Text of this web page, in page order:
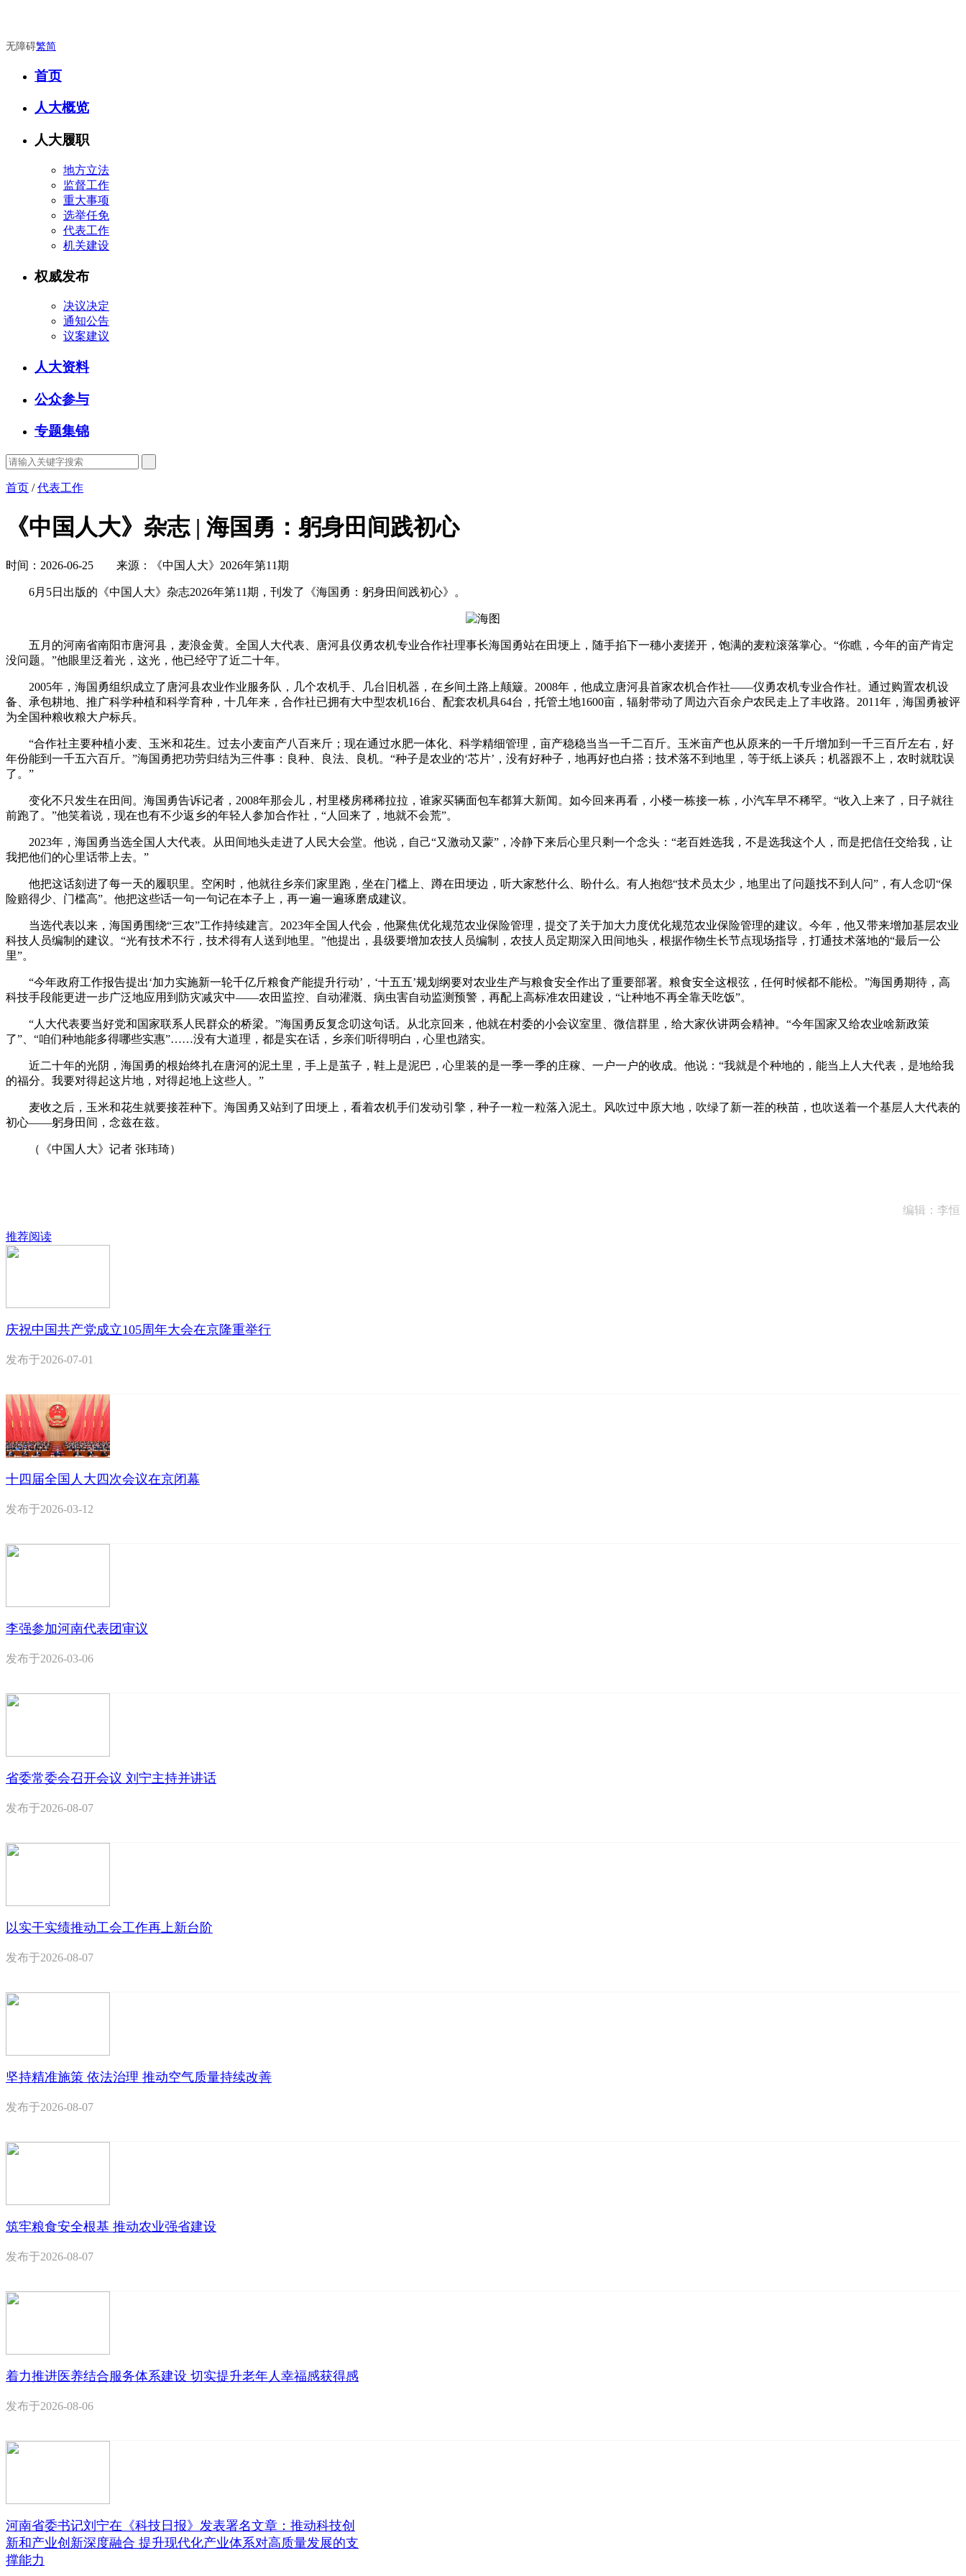
无障碍繁简
首页
人大概览
人大履职
地方立法
监督工作
重大事项
选举任免
代表工作
机关建设
权威发布
决议决定
通知公告
议案建议
人大资料
公众参与
专题集锦
首页 /代表工作
《中国人大》杂志 | 海国勇：躬身田间践初心
时间：2026-06-25 来源：《中国人大》2026年第11期
6月5日出版的《中国人大》杂志2026年第11期，刊发了《海国勇：躬身田间践初心》。
五月的河南省南阳市唐河县，麦浪金黄。全国人大代表、唐河县仪勇农机专业合作社理事长海国勇站在田埂上，随手掐下一穗小麦搓开，饱满的麦粒滚落掌心。“你瞧，今年的亩产肯定
没问题。”他眼里泛着光，这光，他已经守了近二十年。
2005年，海国勇组织成立了唐河县农业作业服务队，几个农机手、几台旧机器，在乡间土路上颠簸。2008年，他成立唐河县首家农机合作社——仪勇农机专业合作社。通过购置农机设
备、承包耕地、推广科学种植和科学育种，十几年来，合作社已拥有大中型农机16台、配套农机具64台，托管土地1600亩，辐射带动了周边六百余户农民走上了丰收路。2011年，海国勇被评
为全国种粮收粮大户标兵。
“合作社主要种植小麦、玉米和花生。过去小麦亩产八百来斤；现在通过水肥一体化、科学精细管理，亩产稳稳当当一千二百斤。玉米亩产也从原来的一千斤增加到一千三百斤左右，好
年份能到一千五六百斤。”海国勇把功劳归结为三件事：良种、良法、良机。“种子是农业的‘芯片’，没有好种子，地再好也白搭；技术落不到地里，等于纸上谈兵；机器跟不上，农时就耽误
了。”
变化不只发生在田间。海国勇告诉记者，2008年那会儿，村里楼房稀稀拉拉，谁家买辆面包车都算大新闻。如今回来再看，小楼一栋接一栋，小汽车早不稀罕。“收入上来了，日子就往
前跑了。”他笑着说，现在也有不少返乡的年轻人参加合作社，“人回来了，地就不会荒”。
2023年，海国勇当选全国人大代表。从田间地头走进了人民大会堂。他说，自己“又激动又蒙”，冷静下来后心里只剩一个念头：“老百姓选我，不是选我这个人，而是把信任交给我，让
我把他们的心里话带上去。”
他把这话刻进了每一天的履职里。空闲时，他就往乡亲们家里跑，坐在门槛上、蹲在田埂边，听大家愁什么、盼什么。有人抱怨“技术员太少，地里出了问题找不到人问”，有人念叨“保
险赔得少、门槛高”。他把这些话一句一句记在本子上，再一遍一遍琢磨成建议。
当选代表以来，海国勇围绕“三农”工作持续建言。2023年全国人代会，他聚焦优化规范农业保险管理，提交了关于加大力度优化规范农业保险管理的建议。今年，他又带来增加基层农业
科技人员编制的建议。“光有技术不行，技术得有人送到地里。”他提出，县级要增加农技人员编制，农技人员定期深入田间地头，根据作物生长节点现场指导，打通技术落地的“最后一公
里”。
“今年政府工作报告提出‘加力实施新一轮千亿斤粮食产能提升行动’，‘十五五’规划纲要对农业生产与粮食安全作出了重要部署。粮食安全这根弦，任何时候都不能松。”海国勇期待，高
科技手段能更进一步广泛地应用到防灾减灾中——农田监控、自动灌溉、病虫害自动监测预警，再配上高标准农田建设，“让种地不再全靠天吃饭”。
“人大代表要当好党和国家联系人民群众的桥梁。”海国勇反复念叨这句话。从北京回来，他就在村委的小会议室里、微信群里，给大家伙讲两会精神。“今年国家又给农业啥新政策
了”、“咱们种地能多得哪些实惠”……没有大道理，都是实在话，乡亲们听得明白，心里也踏实。
近二十年的光阴，海国勇的根始终扎在唐河的泥土里，手上是茧子，鞋上是泥巴，心里装的是一季一季的庄稼、一户一户的收成。他说：“我就是个种地的，能当上人大代表，是地给我
的福分。我要对得起这片地，对得起地上这些人。”
麦收之后，玉米和花生就要接茬种下。海国勇又站到了田埂上，看着农机手们发动引擎，种子一粒一粒落入泥土。风吹过中原大地，吹绿了新一茬的秧苗，也吹送着一个基层人大代表的
初心——躬身田间，念兹在兹。
（《中国人大》记者 张玮琦）
编辑：李恒
推荐阅读
庆祝中国共产党成立105周年大会在京隆重举行
发布于2026-07-01
十四届全国人大四次会议在京闭幕
发布于2026-03-12
李强参加河南代表团审议
发布于2026-03-06
省委常委会召开会议 刘宁主持并讲话
发布于2026-08-07
以实干实绩推动工会工作再上新台阶
发布于2026-08-07
坚持精准施策 依法治理 推动空气质量持续改善
发布于2026-08-07
筑牢粮食安全根基 推动农业强省建设
发布于2026-08-07
着力推进医养结合服务体系建设 切实提升老年人幸福感获得感
发布于2026-08-06
河南省委书记刘宁在《科技日报》发表署名文章：推动科技创
新和产业创新深度融合 提升现代化产业体系对高质量发展的支
撑能力